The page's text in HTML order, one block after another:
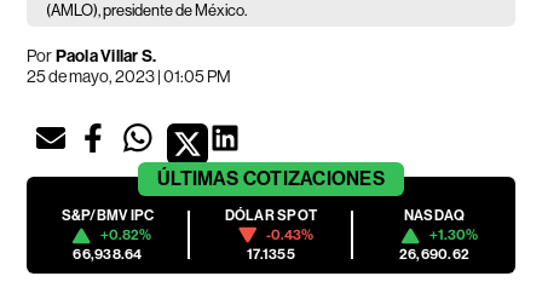
(AMLO), presidente de México.
PorPaola Villar S.
25 de mayo, 2023 | 01:05 PM
ÚLTIMAS COTIZACIONES
S&P/BMV IPC
+0.82%
66,938.64
DÓLAR SPOT
-0.43%
17.1355
NASDAQ
+1.30%
26,690.62